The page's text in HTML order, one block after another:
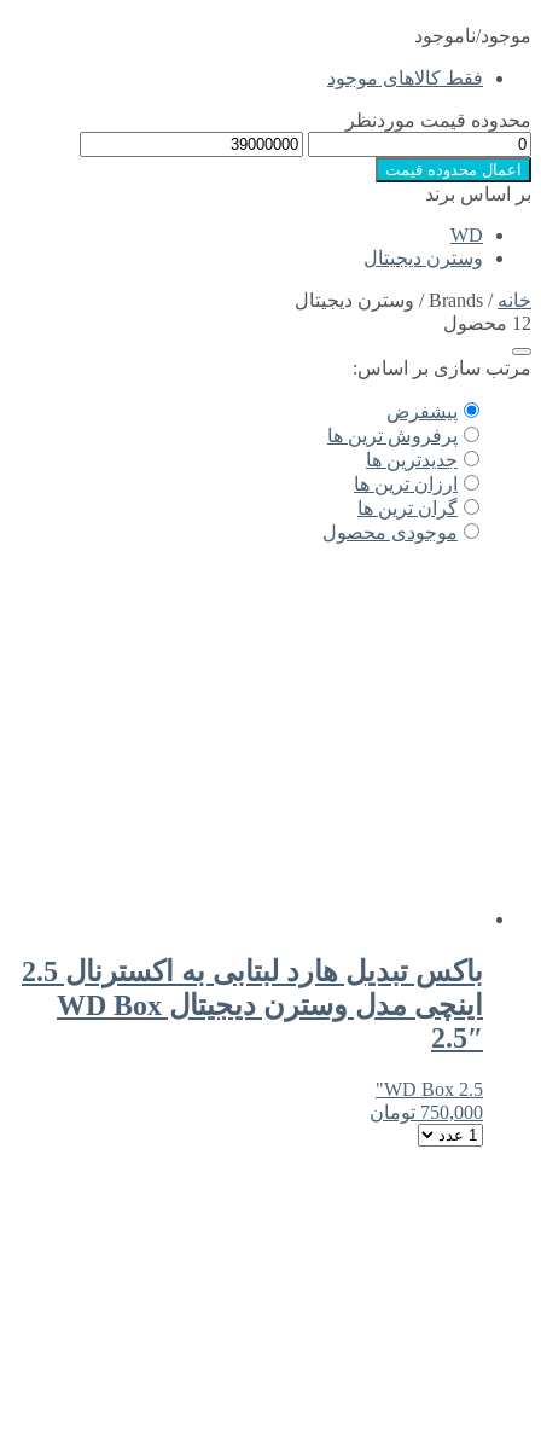
موجود/ناموجود
فقط کالاهای موجود
محدوده قیمت موردنظر
اعمال محدوده قیمت
بر اساس برند
WD
وسترن دیجیتال
خانه / Brands / وسترن دیجیتال
12 محصول
مرتب سازی بر اساس:
پیشفرض
پرفروش ترین ها
جدیدترین ها
ارزان ترین ها
گران ترین ها
موجودی محصول
باکس تبدیل هارد لبتابی به اکسترنال 2.5
اینچی مدل وسترن دیجیتال WD Box
2.5″
WD Box 2.5"
750,000 تومان